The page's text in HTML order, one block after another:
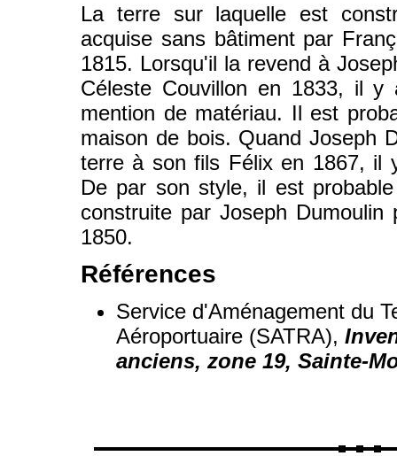
La terre sur laquelle est
acquise sans bâtiment par
1815. Lorsqu'il la revend à
Céleste Couvillon en 1833, il
mention de matériau. Il est
maison de bois. Quand Joseph
terre à son fils Félix en 1867, il
De par son style, il est
construite par Joseph
1850.
Références
Service d'Aménagement du
Aéroportuaire (SATRA),
anciens, zone 19, Sainte-